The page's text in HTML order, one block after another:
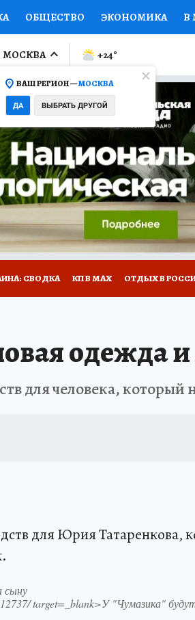
ОБЩЕСТВО ЭКОНОМИКА В
ПРОИСШЕСТВИЯ
ОТКРЫВАЕМ МИР Я ЗНАЮ СЕМЬЯ
СЕРИАЛЫ
КОЛЛЕКЦИИ КОНКУРСЫ
МОСКВА
ВАШ РЕГИОН —МОСКВА
ДА ВЫБРАТЬ ДРУГОЙ
+24°
СВОДКА КП В МАХ ОТДЫХ В
одежда
для человека,
для Юрия Татаренкова,
сыну
target=_blank>У "Чумазика"